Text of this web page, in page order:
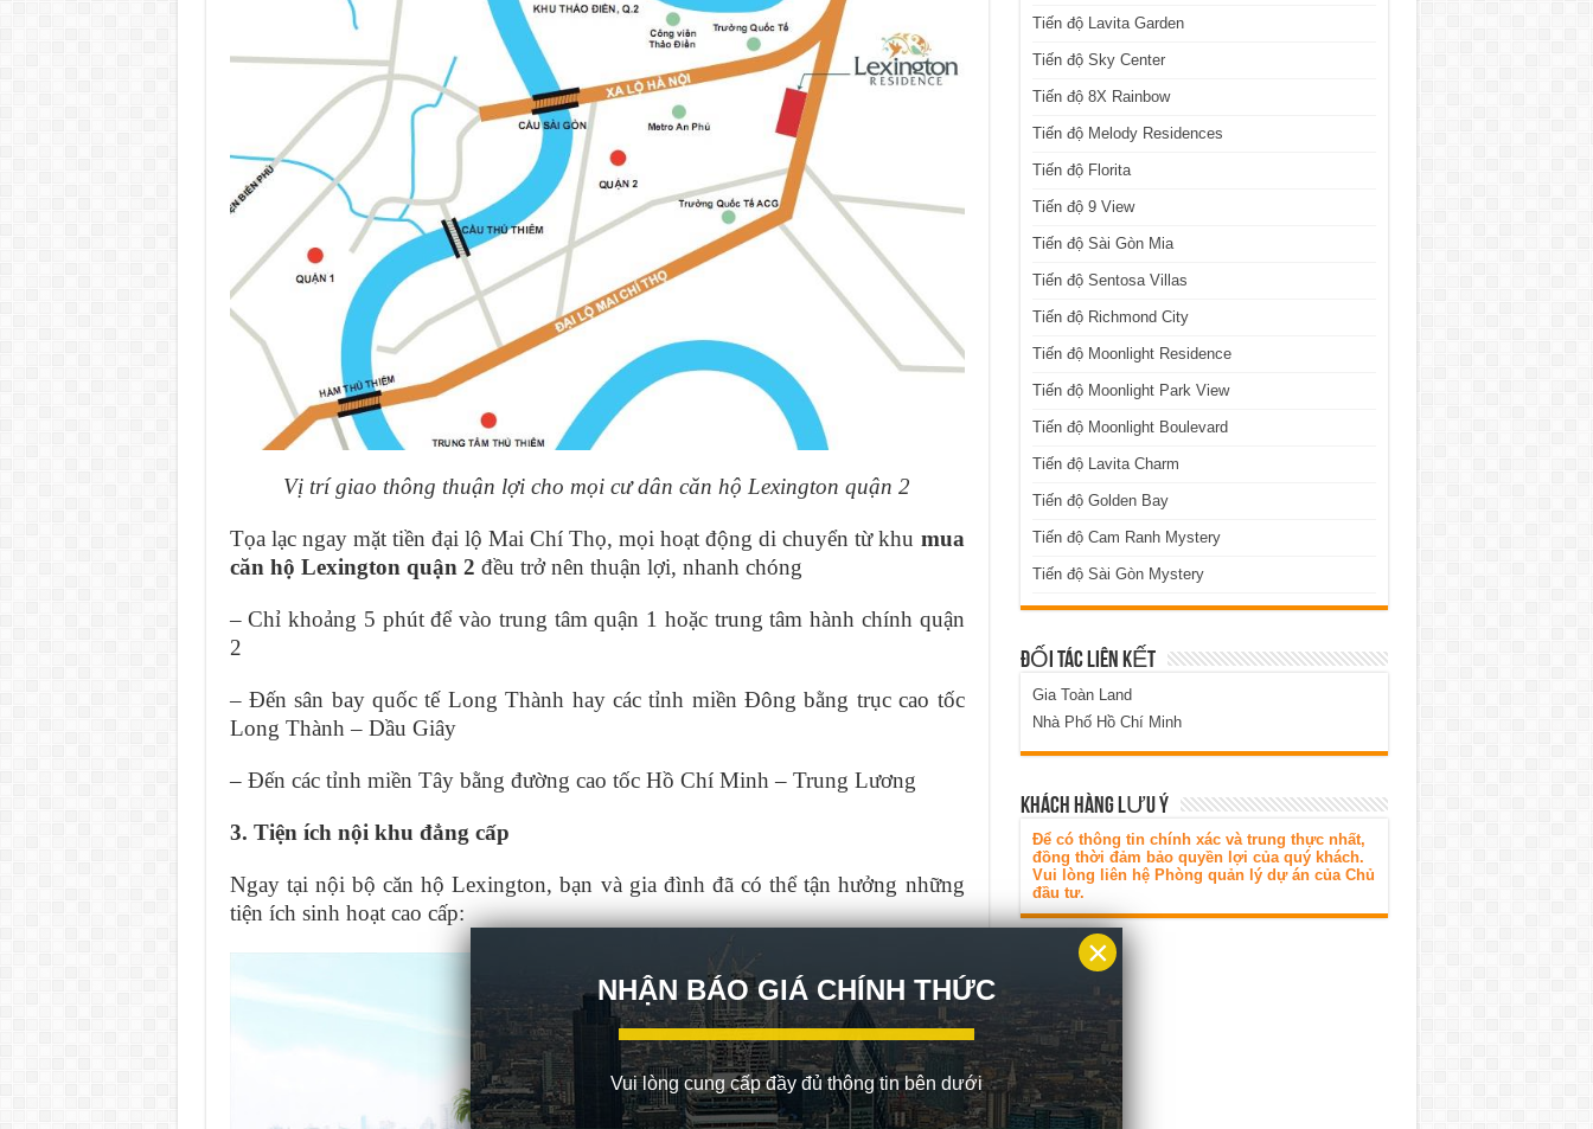
Vị trí giao thông thuận lợi cho mọi cư dân căn hộ Lexington quận 2
Tọa lạc ngay mặt tiền đại lộ Mai Chí Thọ, mọi hoạt động di chuyển từ khu mua
căn hộ Lexington quận 2 đều trở nên thuận lợi, nhanh chóng
– Chỉ khoảng 5 phút để vào trung tâm quận 1 hoặc trung tâm hành chính quận
2
– Đến sân bay quốc tế Long Thành hay các tỉnh miền Đông bằng trục cao tốc
Long Thành – Dầu Giây
– Đến các tỉnh miền Tây bằng đường cao tốc Hồ Chí Minh – Trung Lương
3. Tiện ích nội khu đẳng cấp
Ngay tại nội bộ căn hộ Lexington, bạn và gia đình đã có thể tận hưởng những
tiện ích sinh hoạt cao cấp:
Tiến độ Lavita Garden
Tiến độ Sky Center
Tiến độ 8X Rainbow
Tiến độ Melody Residences
Tiến độ Florita
Tiến độ 9 View
Tiến độ Sài Gòn Mia
Tiến độ Sentosa Villas
Tiến độ Richmond City
Tiến độ Moonlight Residence
Tiến độ Moonlight Park View
Tiến độ Moonlight Boulevard
Tiến độ Lavita Charm
Tiến độ Golden Bay
Tiến độ Cam Ranh Mystery
Tiến độ Sài Gòn Mystery
ĐỐI TÁC LIÊN KẾT
Gia Toàn Land
Nhà Phố Hồ Chí Minh
KHÁCH HÀNG LƯU Ý
Để có thông tin chính xác và trung thực nhất,
đồng thời đảm bảo quyền lợi của quý khách.
Vui lòng liên hệ Phòng quản lý dự án của Chủ
đầu tư.
NHẬN BÁO GIÁ CHÍNH THỨC
Vui lòng cung cấp đầy đủ thông tin bên dưới
×